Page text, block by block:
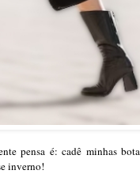
pensa é: cadê minhas
inverno!